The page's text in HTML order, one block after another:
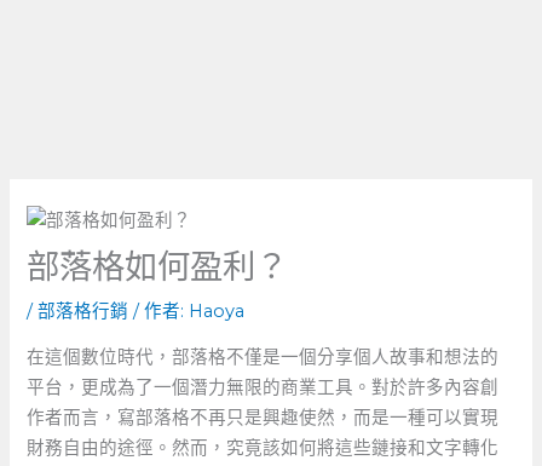
部落格如何盈利？
/部落格行銷 / 作者: Haoya
在這個數位時代，部落格不僅是一個分享個人故事和想法的
平台，更成為了一個潛力無限的商業工具。對於許多內容創
作者而言，寫部落格不再只是興趣使然，而是一種可以實現
財務自由的途徑。然而，究竟該如何將這些鏈接和文字轉化